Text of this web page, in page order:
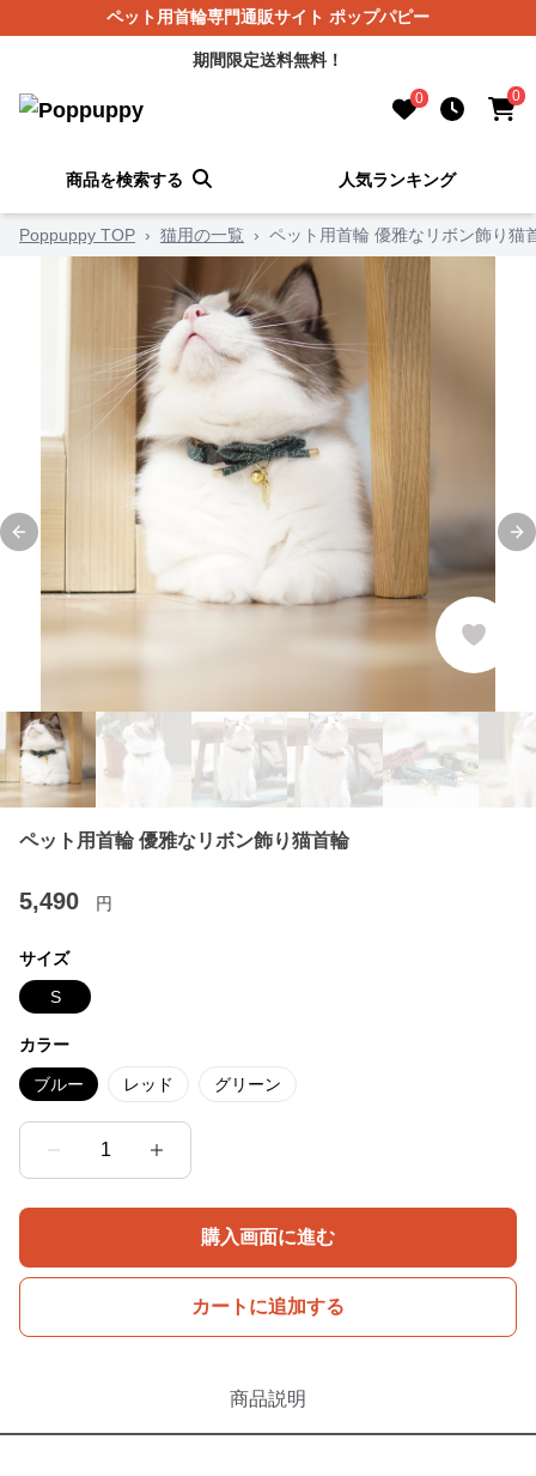
ペット用首輪専門通販サイト ポップパピー
期間限定送料無料！
0 0
商品を検索する 人気ランキング
Poppuppy TOP › 猫用の一覧 › ペット用首輪 優雅なリボン飾り猫
Previous slide
ペット用首輪 優雅なリボン飾り猫首輪
5,490 円
サイズ
S
カラー
ブルー レッド グリーン
1
購入画面に進む
カートに追加する
商品説明